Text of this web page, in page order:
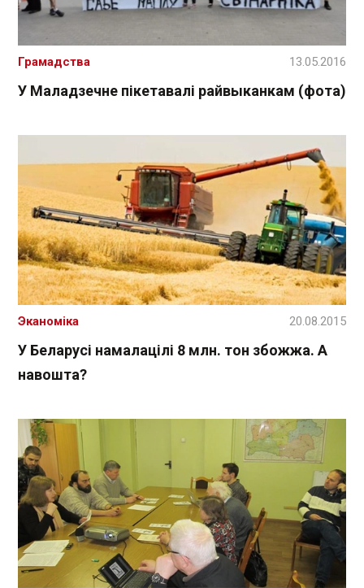
У Маладзечне пікетавалі райвыканкам (фота)
Грамадства 13.05.2016
У Беларусі намалацілі 8 млн. тон збожжа. А
навошта?
Эканоміка 20.08.2015